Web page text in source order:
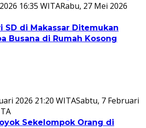
16:35 WITARabu, 27 Mei 2026
SD di Makassar Ditemukan
Busana di Rumah Kosong
2026 21:20 WITASabtu, 7 Februari
Sekelompok Orang di